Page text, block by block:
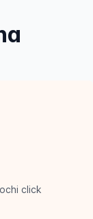
click